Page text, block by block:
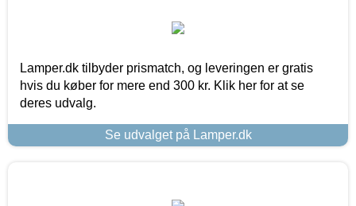
Lamper.dk tilbyder prismatch, og leveringen er gratis
hvis du køber for mere end 300 kr. Klik her for at se
deres udvalg.
Se udvalget på Lamper.dk